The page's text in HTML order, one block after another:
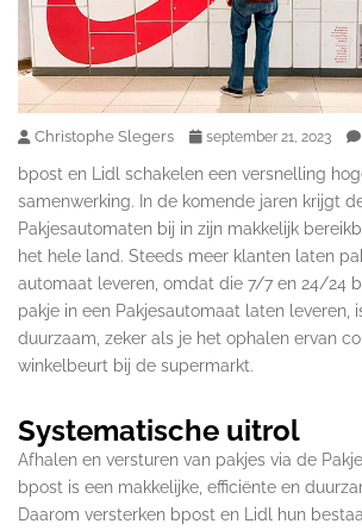
Christophe Slegers september 21, 2023
bpost en Lidl schakelen een versnelling
samenwerking. In de komende jaren krijgt
Pakjesautomaten bij in zijn makkelijk
het hele land. Steeds meer klanten laten
automaat leveren, omdat die 7/7 en 24/24
pakje in een Pakjesautomaat laten leveren,
duurzaam, zeker als je het ophalen ervan
winkelbeurt bij de supermarkt.
Systematische uitrol
Afhalen en versturen van pakjes via de
bpost is een makkelijke, efficiënte en
Daarom versterken bpost en Lidl hun